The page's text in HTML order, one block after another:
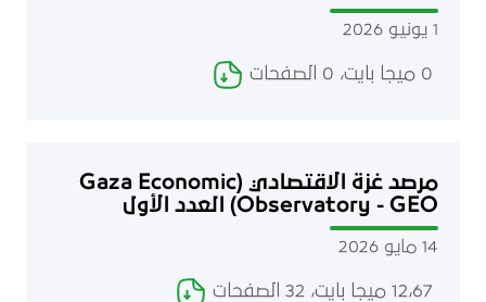
1 يونيو 2026
0 ميجا بايت، 0 الصفحات
مرصد غزة الاقتصادي (Gaza Economic
Observatory - GEO) العدد الأول
14 مايو 2026
12٫67 ميجا بايت، 32 الصفحات